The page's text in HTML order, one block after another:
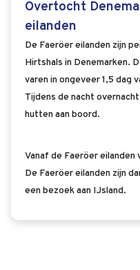
Overtocht
eilanden
De Faeröer eilanden zijn
Hirtshals in Denemarken.
varen in ongeveer 1,5 dag
Tijdens de nacht
hutten aan boord.
Vanaf de Faeröer
De Faeröer eilanden zijn
een bezoek aan IJsland.